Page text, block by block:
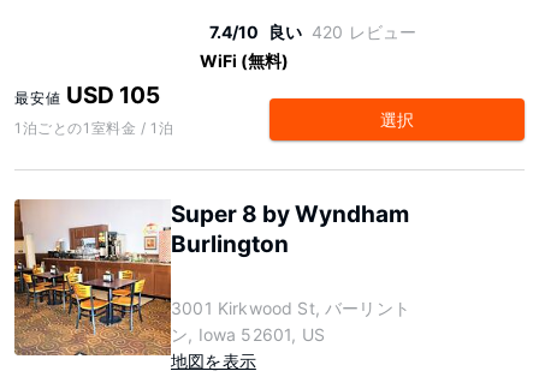
7.4/10 良い 420 レビュー
WiFi (無料)
最安値 USD 105
1泊ごとの1室料金 / 1泊 選択
Super 8 by Wyndham
Burlington
3001 Kirkwood St, バーリント
ン, Iowa 52601, US
地図を表示